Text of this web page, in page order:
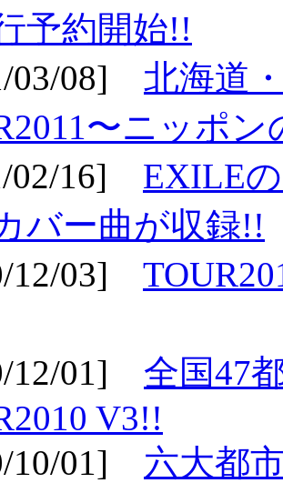
予約開始!!
03/08] 北海道
〜ニッポ
02/16] EXILE
バー曲が収録!!
12/03]
12/01] 全国47
V3!!
10/01] 六大都